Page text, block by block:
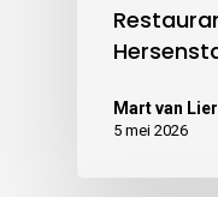
Mart van Lier
5 mei 2026